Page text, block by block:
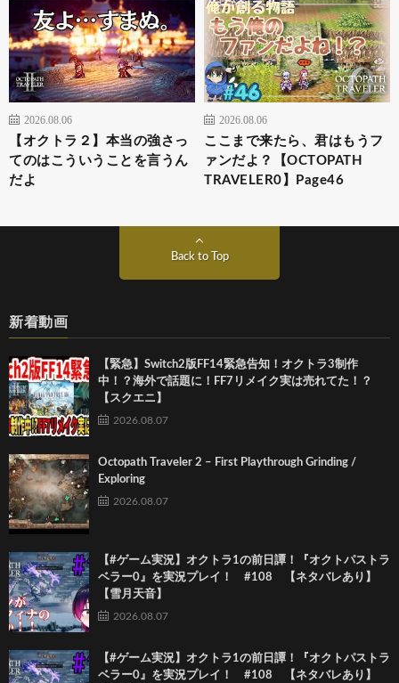
2026.08.06
【オクトラ２】本当の強さっ
てのはこういうことを言うん
だよ
2026.08.06
ここまで来たら、君はもうフ
ァンだよ？【OCTOPATH
TRAVELER0】Page46
Back to Top
新着動画
【緊急】Switch2版FF14緊急告知！オクトラ3制作
中！？海外で話題に！FF7リメイク実は売れてた！？
【スクエニ】
2026.08.07
Octopath Traveler 2 – First Playthrough Grinding /
Exploring
2026.08.07
【#ゲーム実況】オクトラ1の前日譚！『オクトパストラ
ベラー0』を実況プレイ！ #108 【ネタバレあり】
【雪月天音】
2026.08.07
【#ゲーム実況】オクトラ1の前日譚！『オクトパストラ
ベラー0』を実況プレイ！ #108 【ネタバレあり】